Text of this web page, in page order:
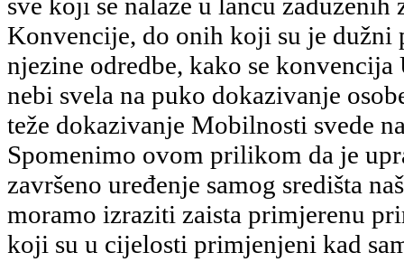
Konvencije, do onih koji su je
njezine odredbe, kako se
nebi svela na puko dokazivanje
teže dokazivanje Mobilnosti svede
Spomenimo ovom prilikom da je
završeno uređenje samog središta
moramo izraziti zaista primjerenu
koji su u cijelosti primjenjeni kad